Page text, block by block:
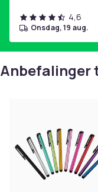
4,6
onsdag, 19 aug.
Anbefalinger